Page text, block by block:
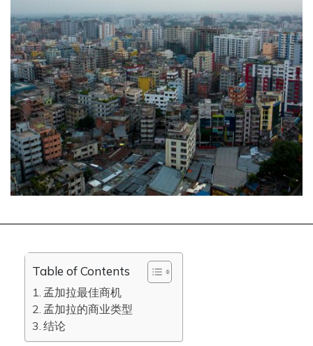
Table of Contents
孟加拉最佳商机
孟加拉的商业类型
结论